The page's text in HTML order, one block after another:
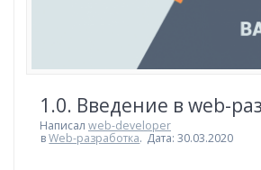
1.0. Введение в web-
Написал web-developer
вWeb-разработка. Дата: 30.03.2020